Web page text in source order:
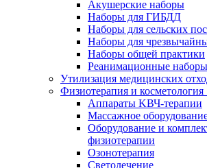
Акушерские наборы
Наборы для ГИБДД
Наборы для сельских
Наборы для
Наборы общей практики
Реанимационные
Утилизация медицинских
Физиотерапия и косметология
Аппараты KВЧ-терапии
Массажное
Оборудование и
физиотерапии
Озонотерапия
Светолечение